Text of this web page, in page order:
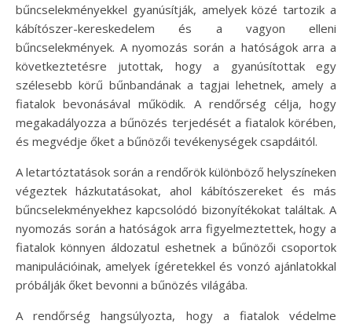
bűncselekményekkel gyanúsítják, amelyek közé tartozik a
kábítószer-kereskedelem és a vagyon elleni
bűncselekmények. A nyomozás során a hatóságok arra a
következtetésre jutottak, hogy a gyanúsítottak egy
szélesebb körű bűnbandának a tagjai lehetnek, amely a
fiatalok bevonásával működik. A rendőrség célja, hogy
megakadályozza a bűnözés terjedését a fiatalok körében,
és megvédje őket a bűnözői tevékenységek csapdáitól.
A letartóztatások során a rendőrök különböző helyszíneken
végeztek házkutatásokat, ahol kábítószereket és más
bűncselekményekhez kapcsolódó bizonyítékokat találtak. A
nyomozás során a hatóságok arra figyelmeztettek, hogy a
fiatalok könnyen áldozatul eshetnek a bűnözői csoportok
manipulációinak, amelyek ígéretekkel és vonzó ajánlatokkal
próbálják őket bevonni a bűnözés világába.
A rendőrség hangsúlyozta, hogy a fiatalok védelme